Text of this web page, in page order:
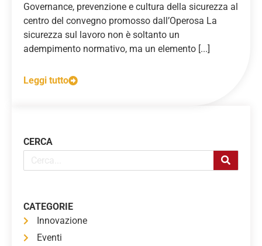
Governance, prevenzione e cultura della sicurezza al
centro del convegno promosso dall’Operosa La
sicurezza sul lavoro non è soltanto un
adempimento normativo, ma un elemento [...]
Leggi tutto
CERCA
CATEGORIE
Innovazione
Eventi